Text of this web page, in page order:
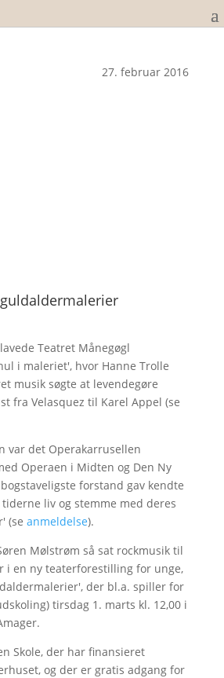
27. februar 2016
Teatret Månegøgl
i maleriet', hvor Hanne Trolle
musik søgte at levendegøre
fra Velasquez til Karel Appel (se
var det Operakarrusellen
Operaen i Midten og Den Ny
forstand gav kendte
liv og stemme med deres
(se anmeldelse).
Mølstrøm så sat rockmusik til
i en ny teaterforestilling for unge,
der bl.a. spiller for
tirsdag 1. marts kl. 12,00 i
Skole, der har finansieret
og der er gratis adgang for